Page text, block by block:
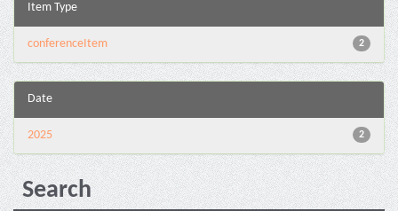
Item Type
2
conferenceItem
Date
2
2025
Search